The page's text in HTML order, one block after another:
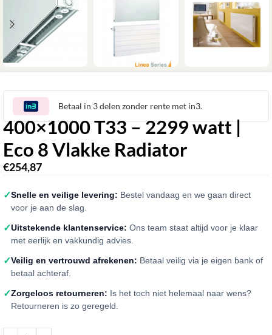
Betaal in 3 delen zonder rente met in3.
400×1000 T33 – 2299 watt |
Eco 8 Vlakke Radiator
€254,87
✓Snelle en veilige levering: Bestel vandaag en we gaan direct
voor je aan de slag.
✓Uitstekende klantenservice: Ons team staat altijd voor je klaar
met eerlijk en vakkundig advies.
✓Veilig en vertrouwd afrekenen: Betaal veilig via je eigen bank of
betaal achteraf.
✓Zorgeloos retourneren: Is het toch niet helemaal naar wens?
Retourneren is zo geregeld.